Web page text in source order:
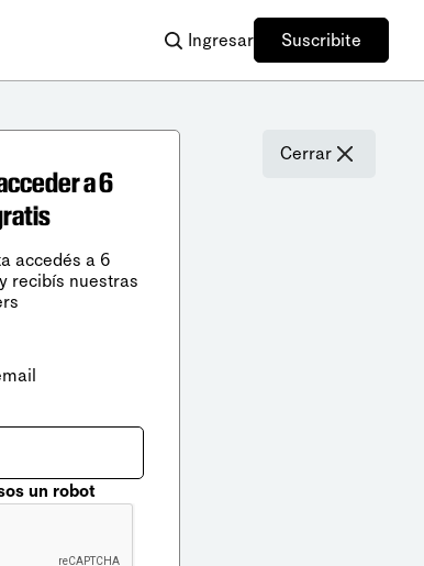
Ingresar Suscribite
Cerrar
a 6
accedés a 6
recibís nuestras
un robot